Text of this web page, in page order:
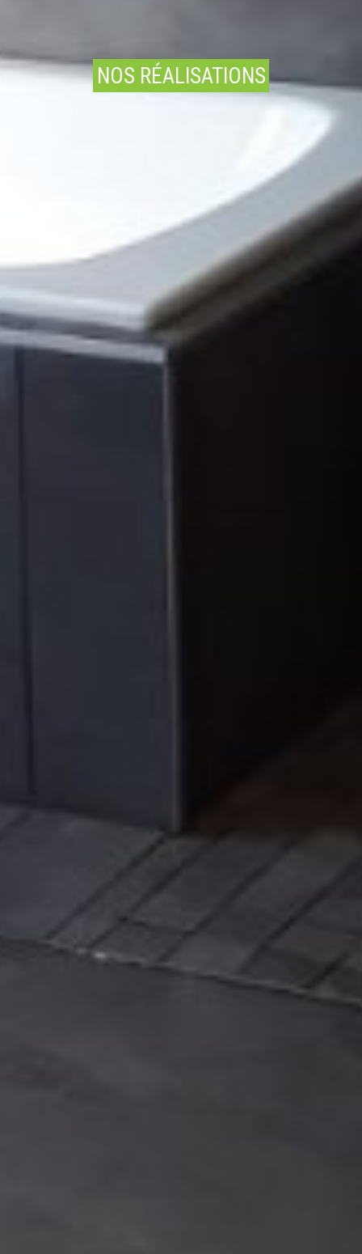
NOS RÉALISATIONS